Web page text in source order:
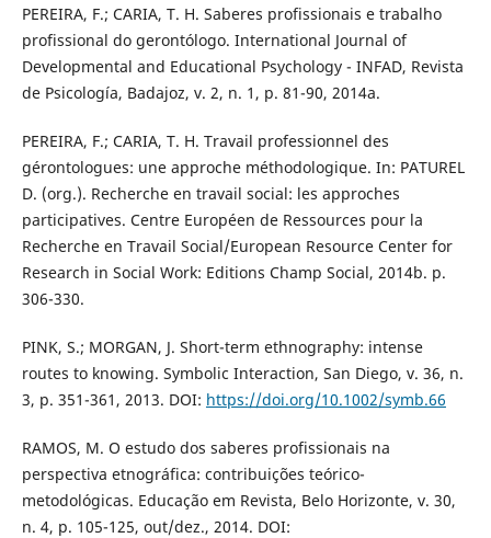
PEREIRA, F.; CARIA, T. H. Saberes profissionais e trabalho
profissional do gerontólogo. International Journal of
Developmental and Educational Psychology - INFAD, Revista
de Psicología, Badajoz, v. 2, n. 1, p. 81-90, 2014a.
PEREIRA, F.; CARIA, T. H. Travail professionnel des
gérontologues: une approche méthodologique. In: PATUREL
D. (org.). Recherche en travail social: les approches
participatives. Centre Européen de Ressources pour la
Recherche en Travail Social/European Resource Center for
Research in Social Work: Editions Champ Social, 2014b. p.
306-330.
PINK, S.; MORGAN, J. Short-term ethnography: intense
routes to knowing. Symbolic Interaction, San Diego, v. 36, n.
3, p. 351-361, 2013. DOI: https://doi.org/10.1002/symb.66
RAMOS, M. O estudo dos saberes profissionais na
perspectiva etnográfica: contribuições teórico-
metodológicas. Educação em Revista, Belo Horizonte, v. 30,
n. 4, p. 105-125, out/dez., 2014. DOI: